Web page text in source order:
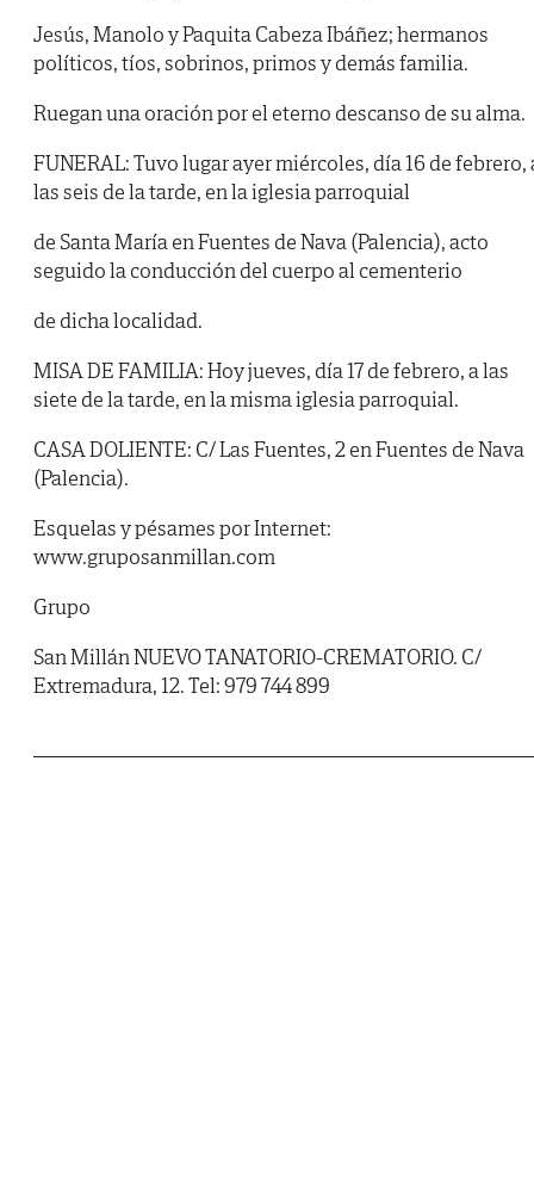
Jesús, Manolo y Paquita Cabeza Ibáñez; hermanos
políticos, tíos, sobrinos, primos y demás familia.
Ruegan una oración por el eterno descanso de su alma.
FUNERAL: Tuvo lugar ayer miércoles, día 16 de febrero,
las seis de la tarde, en la iglesia parroquial
de Santa María en Fuentes de Nava (Palencia), acto
seguido la conducción del cuerpo al cementerio
de dicha localidad.
MISA DE FAMILIA: Hoy jueves, día 17 de febrero, a las
siete de la tarde, en la misma iglesia parroquial.
CASA DOLIENTE: C/ Las Fuentes, 2 en Fuentes de Nava
(Palencia).
Esquelas y pésames por Internet:
www.gruposanmillan.com
Grupo
San Millán NUEVO TANATORIO-CREMATORIO. C/
Extremadura, 12. Tel: 979 744 899